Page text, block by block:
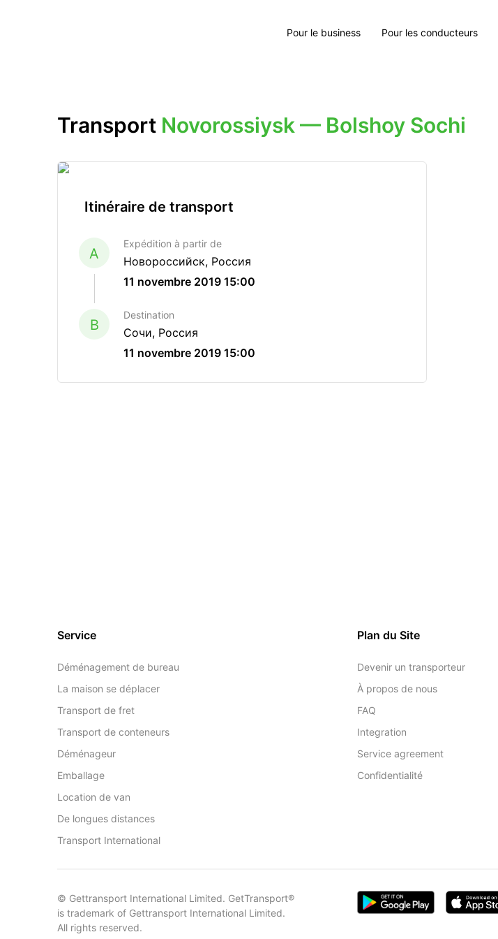
Pour le business Pour les conducteurs
Transport Novorossiysk — Bolshoy Sochi
Itinéraire de transport
A
Expédition à partir de
Новороссийск, Россия
11 novembre 2019 15:00
B
Destination
Сочи, Россия
11 novembre 2019 15:00
Service
Déménagement de bureau
La maison se déplacer
Transport de fret
Transport de conteneurs
Déménageur
Emballage
Location de van
De longues distances
Transport International
Plan du Site
Devenir un transporteur
À propos de nous
FAQ
Integration
Service agreement
Confidentialité
© Gettransport International Limited. GetTransport®
is trademark of Gettransport International Limited.
All rights reserved.